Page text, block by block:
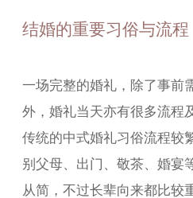
结婚的重要习俗与流程
一场完整的婚礼，除了事前
外，婚礼当天亦有很多流程
传统的中式婚礼习俗流程较
别父母、出门、敬茶、婚宴
从简，不过长辈向来都比较